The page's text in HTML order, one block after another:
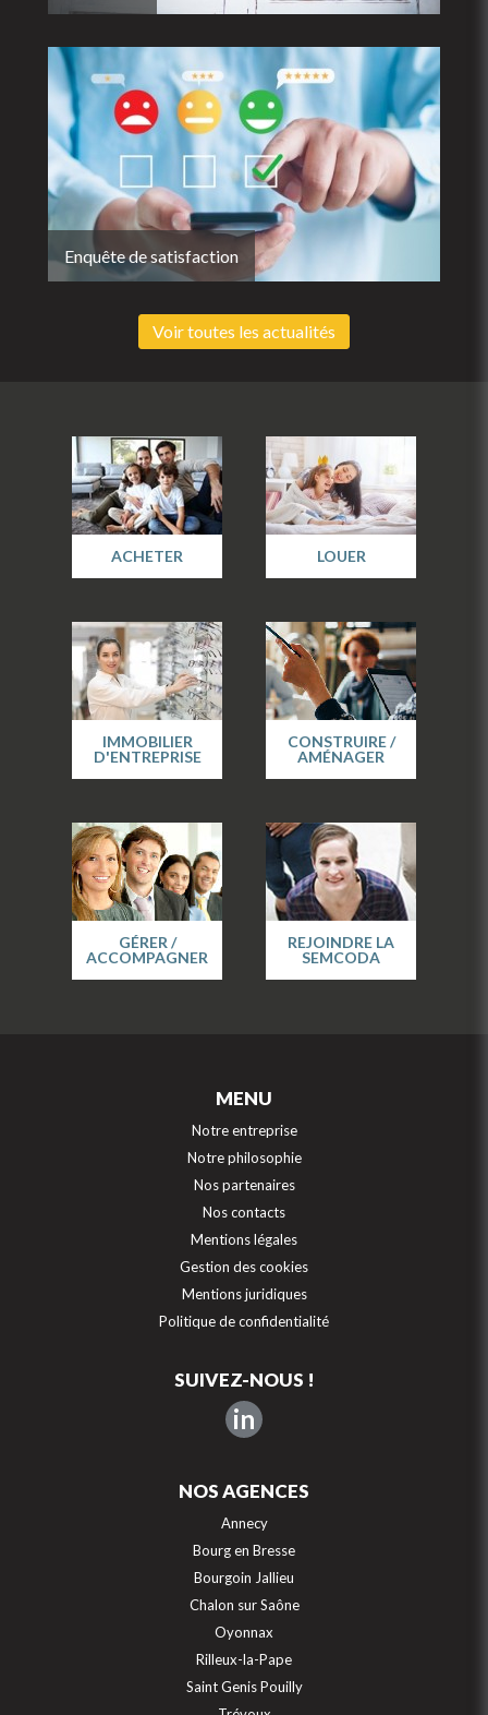
Enquête de satisfaction
Voir toutes les actualités
ACHETER LOUER
IMMOBILIER
D'ENTREPRISE
CONSTRUIRE /
AMÉNAGER
GÉRER /
ACCOMPAGNER
REJOINDRE LA
SEMCODA
MENU
Notre entreprise
Notre philosophie
Nos partenaires
Nos contacts
Mentions légales
Gestion des cookies
Mentions juridiques
Politique de confidentialité
SUIVEZ-NOUS !
in
NOS AGENCES
Annecy
Bourg en Bresse
Bourgoin Jallieu
Chalon sur Saône
Oyonnax
Rilleux-la-Pape
Saint Genis Pouilly